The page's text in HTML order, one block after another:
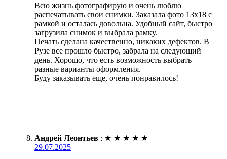
Всю жизнь фотографирую и очень люблю
распечатывать свои снимки. Заказала фото 13х18 с
рамкой и осталась довольна. Удобный сайт, быстро
загрузила снимок и выбрала рамку.
Печать сделана качественно, никаких дефектов. В
Рузе все прошло быстро, забрала на следующий
день. Хорошо, что есть возможность выбрать
разные варианты оформления.
Буду заказывать еще, очень понравилось!
Андрей Леонтьев : ★ ★ ★ ★ ★
29.07.2025